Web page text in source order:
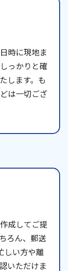
時に現地ま
っかりと確
します。も
は一切ござ
成してご提
ろん、郵送
しい方や離
いただけま